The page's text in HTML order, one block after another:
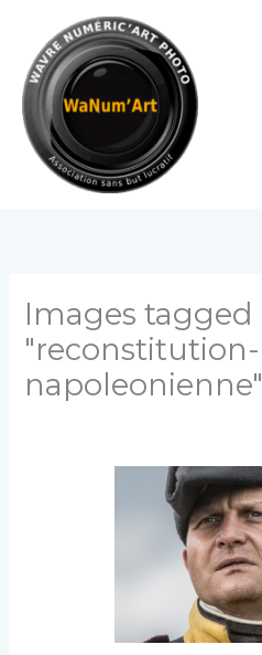
contenu
Images tagged
"reconstitution-
napoleonienne"